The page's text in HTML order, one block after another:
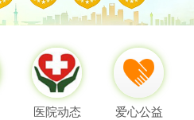
医院动态 爱心公益